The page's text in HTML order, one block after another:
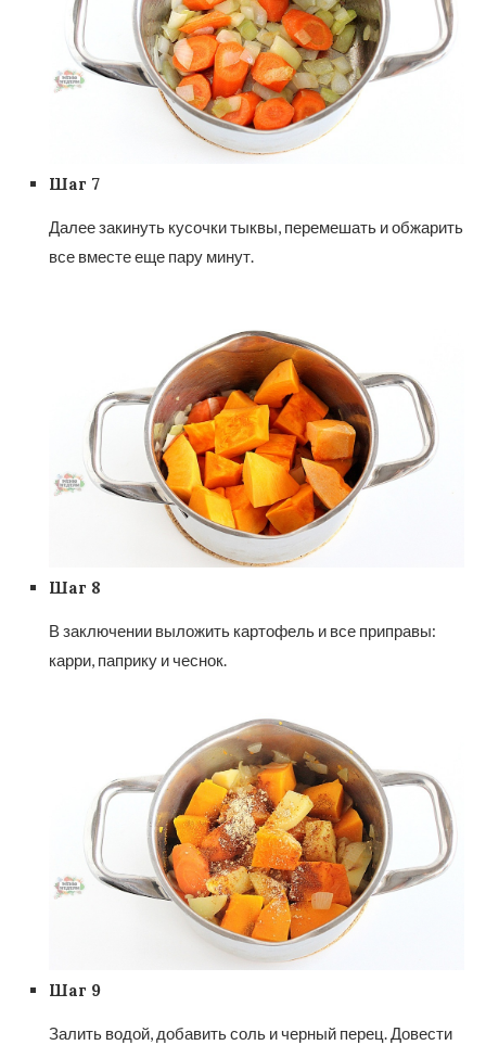
Шаг 7
Далее закинуть кусочки тыквы, перемешать и обжарить
все вместе еще пару минут.
Шаг 8
В заключении выложить картофель и все приправы:
карри, паприку и чеснок.
Шаг 9
Залить водой, добавить соль и черный перец. Довести